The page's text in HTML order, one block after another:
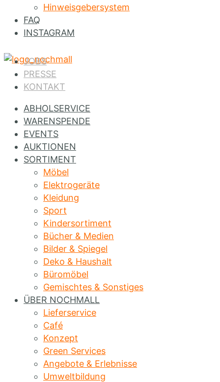
Hinweisgebersystem
FAQ
INSTAGRAM
JOBS
PRESSE
KONTAKT
ABHOLSERVICE
WARENSPENDE
EVENTS
AUKTIONEN
SORTIMENT
Möbel
Elektrogeräte
Kleidung
Sport
Kindersortiment
Bücher & Medien
Bilder & Spiegel
Deko & Haushalt
Büromöbel
Gemischtes & Sonstiges
ÜBER NOCHMALL
Lieferservice
Café
Konzept
Green Services
Angebote & Erlebnisse
Umweltbildung